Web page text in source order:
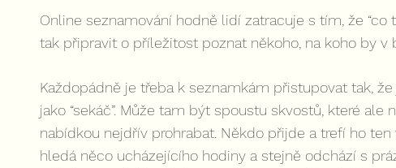
Online seznamování hodně lidí zatracuje s tím, že
tak připravit o příležitost poznat někoho, na koho by v
Každopádně je třeba k seznamkám přistupovat tak,
jako “sekáč”. Může tam být spoustu skvostů, které
nabídkou nejdřív prohrabat. Někdo přijde a trefí ho
hledá něco ucházejícího hodiny a stejně odchází s